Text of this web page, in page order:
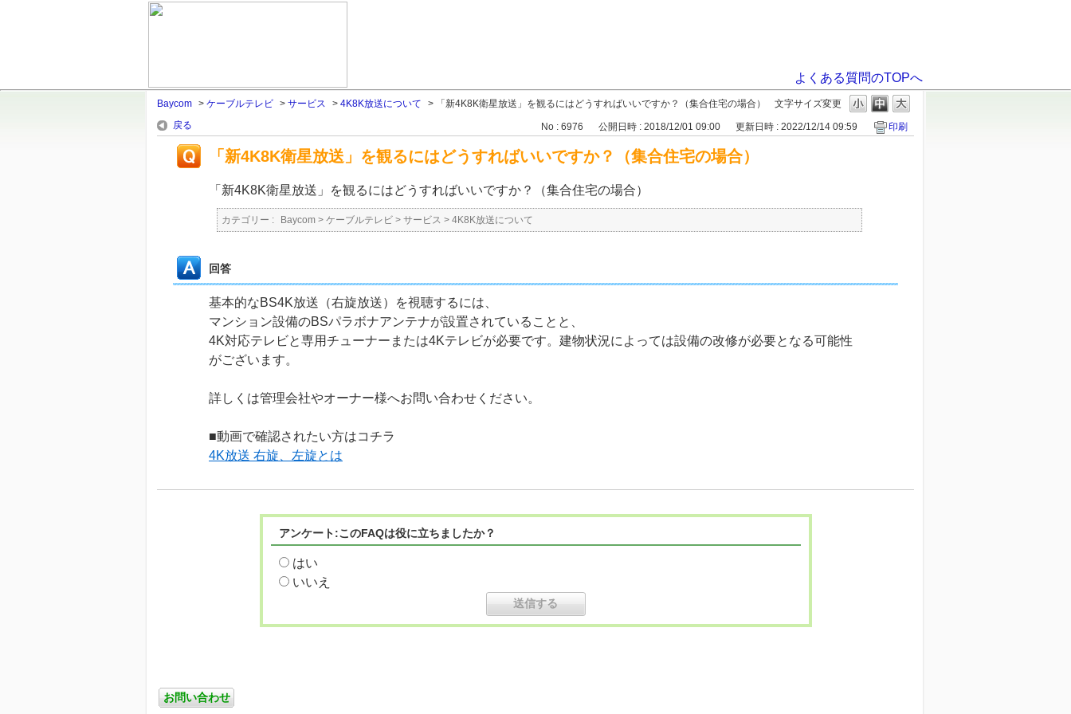
よくある質問のTOPへ
文字サイズ変更
Baycom > ケーブルテレビ > サービス > 4K8K放送について >
「新4K8K衛星放送」を観るにはどうすればいいですか？（集合住宅の場合）
戻る
No : 6976 公開日時 : 2018/12/01 09:00 更新日時 : 2022/12/14 09:59 印刷
「新4K8K衛星放送」を観るにはどうすればいいですか？（集合住宅の場合）
「新4K8K衛星放送」を観るにはどうすればいいですか？（集合住宅の場合）
カテゴリー : Baycom > ケーブルテレビ > サービス > 4K8K放送について
回答
基本的なBS4K放送（右旋放送）を視聴するには、
マンション設備のBSパラボナアンテナが設置されていることと、
4K対応テレビと専用チューナーまたは4Kテレビが必要です。建物状況によっては設備の改修が必要となる可能性
がございます。
詳しくは管理会社やオーナー様へお問い合わせください。
■動画で確認されたい方はコチラ
4K放送 右旋、左旋とは
アンケート:このFAQは役に立ちましたか？
はい
いいえ